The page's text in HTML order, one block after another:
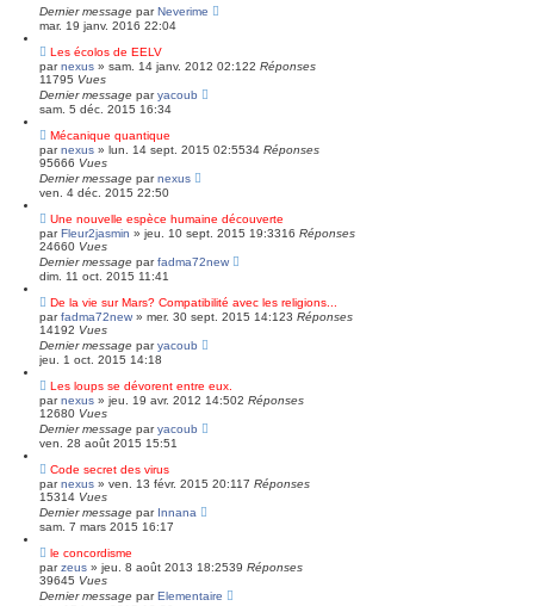
Dernier message parNeverime
mar. 19 janv. 2016 22:04
Les écolos de EELV
parnexus » sam. 14 janv. 2012 02:122 Réponses
11795 Vues
Dernier message paryacoub
sam. 5 déc. 2015 16:34
Mécanique quantique
parnexus » lun. 14 sept. 2015 02:5534 Réponses
95666 Vues
Dernier message parnexus
ven. 4 déc. 2015 22:50
Une nouvelle espèce humaine découverte
parFleur2jasmin » jeu. 10 sept. 2015 19:3316 Réponses
24660 Vues
Dernier message parfadma72new
dim. 11 oct. 2015 11:41
De la vie sur Mars? Compatibilité avec les religions...
parfadma72new » mer. 30 sept. 2015 14:123 Réponses
14192 Vues
Dernier message paryacoub
jeu. 1 oct. 2015 14:18
Les loups se dévorent entre eux.
parnexus » jeu. 19 avr. 2012 14:502 Réponses
12680 Vues
Dernier message paryacoub
ven. 28 août 2015 15:51
Code secret des virus
parnexus » ven. 13 févr. 2015 20:117 Réponses
15314 Vues
Dernier message par Innana
sam. 7 mars 2015 16:17
le concordisme
parzeus » jeu. 8 août 2013 18:2539 Réponses
39645 Vues
Dernier message parElementaire